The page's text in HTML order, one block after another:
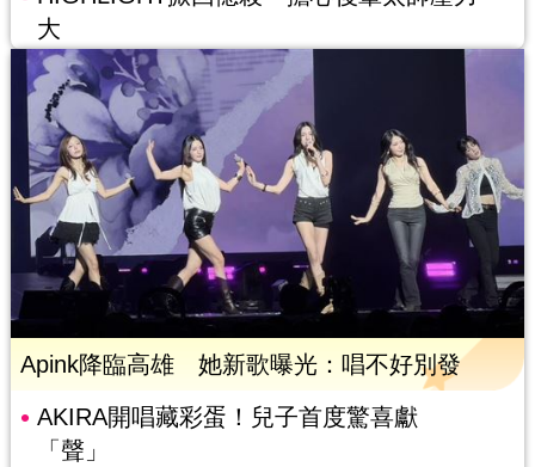
大
Apink降臨高雄 她新歌曝光：唱不好別發
AKIRA開唱藏彩蛋！兒子首度驚喜獻
「聲」